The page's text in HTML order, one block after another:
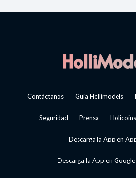
Contáctanos Guía Hollimodels
Seguridad Prensa Holicoins
Descarga la App en
Descarga la App en